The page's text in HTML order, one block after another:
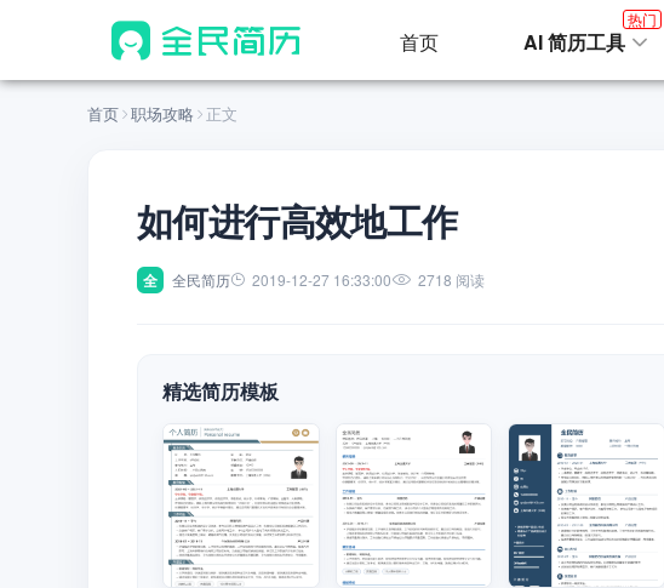
首页 AI 简历工具
热门
首页 职场攻略 正文
如何进行高效地工作
全 全民简历 2019-12-27 16:33:00 2718 阅读
精选简历模板